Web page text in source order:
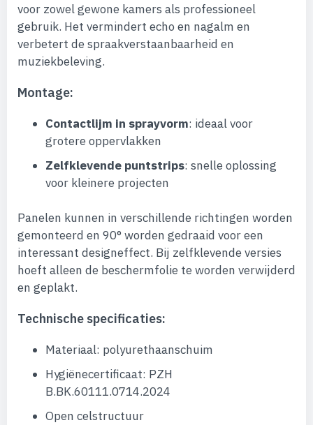
voor zowel gewone kamers als professioneel
gebruik. Het vermindert echo en nagalm en
verbetert de spraakverstaanbaarheid en
muziekbeleving.
Montage:
Contactlijm in sprayvorm: ideaal voor
grotere oppervlakken
Zelfklevende puntstrips: snelle oplossing
voor kleinere projecten
Panelen kunnen in verschillende richtingen worden
gemonteerd en 90° worden gedraaid voor een
interessant designeffect. Bij zelfklevende versies
hoeft alleen de beschermfolie te worden verwijderd
en geplakt.
Technische specificaties:
Materiaal: polyurethaanschuim
Hygiënecertificaat: PZH
B.BK.60111.0714.2024
Open celstructuur